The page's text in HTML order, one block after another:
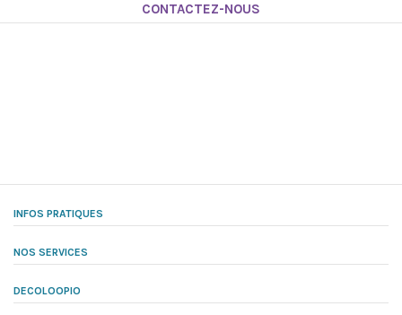
CONTACTEZ-NOUS
INFOS PRATIQUES
NOS SERVICES
DECOLOOPIO